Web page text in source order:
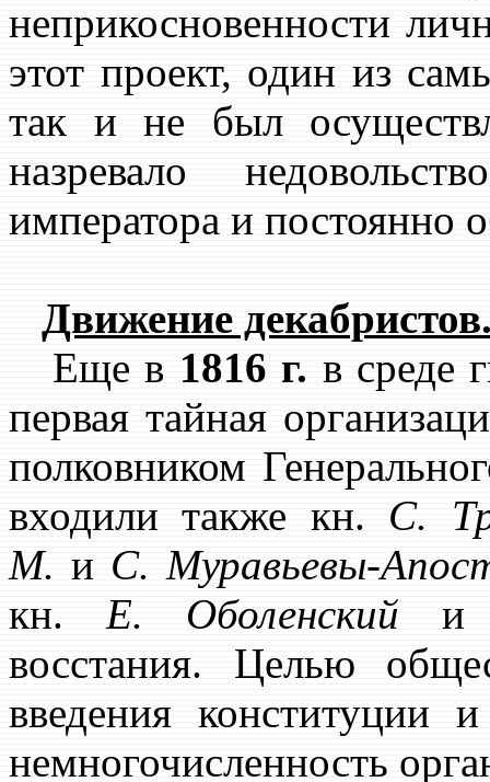
неприкосновенности
этот проект, один из
так и не был
назревало
императора и
Движение
Еще в 1816 г. в среде
первая тайная
полковником
входили также кн. С.
М. и С. Муравьевы-
кн. Е. Оболенский и
восстания. Целью
введения конституции
немногочисленность